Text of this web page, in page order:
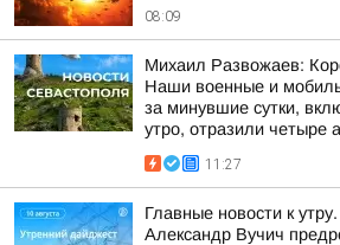
08:09
Михаил Развожаев:
Наши военные и
за минувшие сутки,
утро, отразили четыре
11:27
Главные новости к
Александр Вучич